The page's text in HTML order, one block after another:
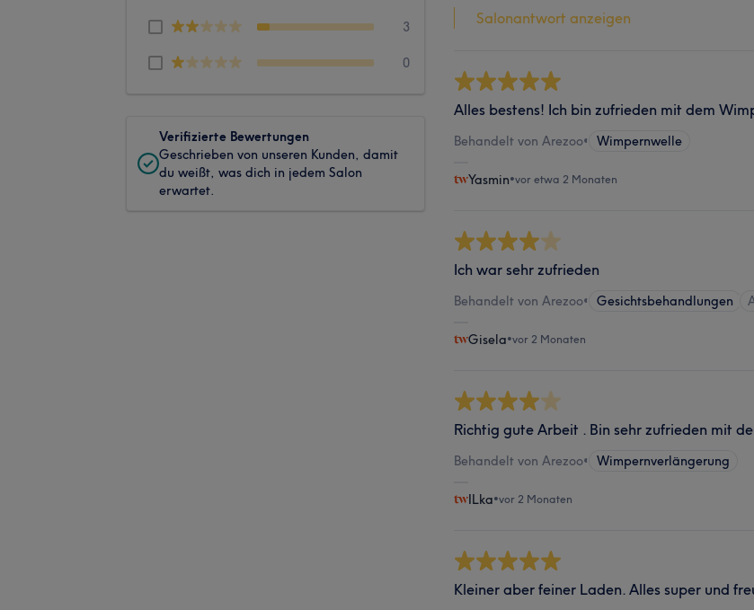
3
0
Verifizierte Bewertungen
Geschrieben von unseren Kunden, damit
du weißt, was dich in jedem Salon
erwartet.
Salonantwort anzeigen
Alles bestens! Ich bin zufrieden mit dem
Behandelt von Arezoo• Wimpernwelle
Yasmin•vor etwa 2 Monaten
Ich war sehr zufrieden
Behandelt von Arezoo• Gesichtsbehandlungen
Gisela•vor 2 Monaten
Richtig gute Arbeit . Bin sehr zufrieden mit
Behandelt von Arezoo• Wimpernverlängerung
ILka•vor 2 Monaten
Kleiner aber feiner Laden. Alles super und